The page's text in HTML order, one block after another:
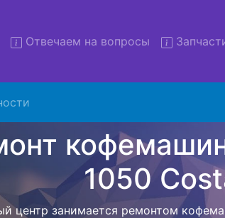
Отвечаем на вопросы
кофемашин
вывозом в
бесплатную услугу - ремонт
в сервисный центр, а после